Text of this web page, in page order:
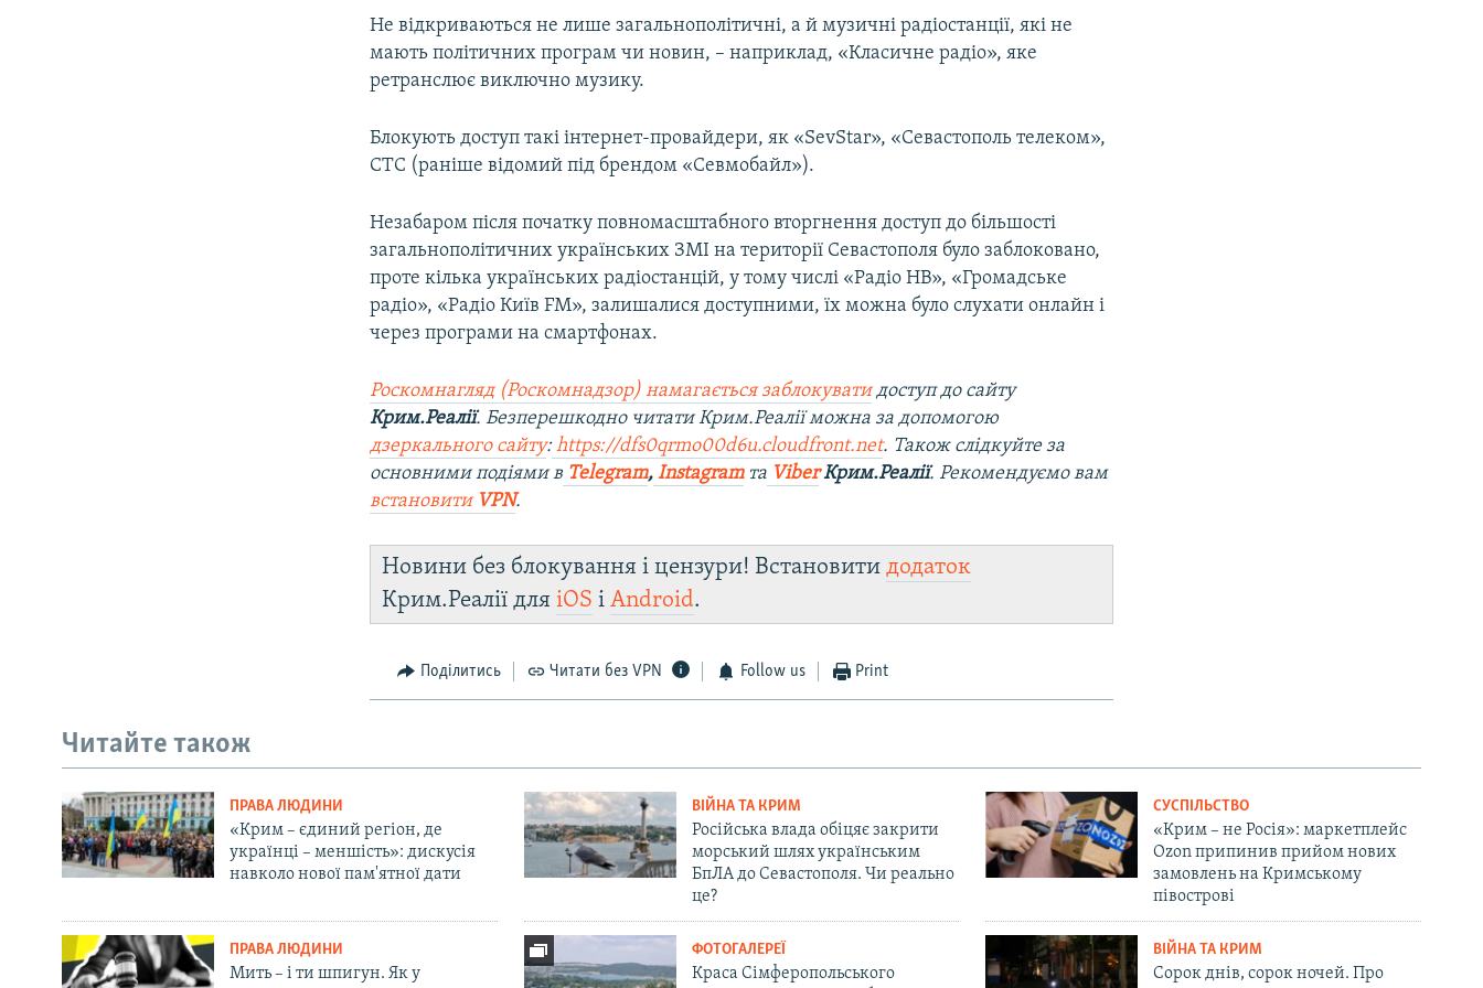
Не відкриваються не лише загальнополітичні, а й музичні радіостанції, які не
мають політичних програм чи новин, – наприклад, «Класичне радіо», яке
ретранслює виключно музику.
Блокують доступ такі інтернет-провайдери, як «SevStar», «Севастополь телеком»,
СТС (раніше відомий під брендом «Севмобайл»).
Незабаром після початку повномасштабного вторгнення доступ до більшості
загальнополітичних українських ЗМІ на території Севастополя було заблоковано,
проте кілька українських радіостанцій, у тому числі «Радіо НВ», «Громадське
радіо», «Радіо Київ FM», залишалися доступними, їх можна було слухати онлайн і
через програми на смартфонах.
Роскомнагляд (Роскомнадзор) намагається заблокуватидоступ до сайту
Крим.Реалії. Безперешкодно читати Крим.Реалії можна за допомогою
дзеркального сайту: https://dfs0qrmo00d6u.cloudfront.net. Також слідкуйте за
основними подіями в Telegram, Instagramта ViberКрим.Реалії. Рекомендуємо вам
встановити VPN.
Новини без блокування і цензури! Встановитидодаток
Крим.Реалії дляiOS іAndroid.
Поділитись Читати без VPN Follow us Print
Читайте також
ПРАВА ЛЮДИНИ
«Крим – єдиний регіон, де
українці – меншість»: дискусія
навколо нової пам'ятної дати
ВІЙНА ТА КРИМ
Російська влада обіцяє закрити
морський шлях українським
БпЛА до Севастополя. Чи реально
це?
СУСПІЛЬСТВО
«Крим – не Росія»: маркетплейс
Ozon припинив прийом нових
замовлень на Кримському
півострові
ПРАВА ЛЮДИНИ
Мить – і ти шпигун. Як у
ФОТОГАЛЕРЕЇ
Краса Сімферопольського
ВІЙНА ТА КРИМ
Сорок днів, сорок ночей. Про